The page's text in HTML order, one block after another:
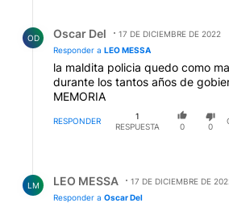
OD Oscar Del
17 DE DICIEMBRE DE 2022
Responder a LEO MESSA
la maldita policia quedo como
durante los tantos años de
MEMORIA
RESPONDER
1
RESPUESTA
0 0
LM LEO MESSA
17 DE DICIEMBRE DE
Responder a Oscar Del